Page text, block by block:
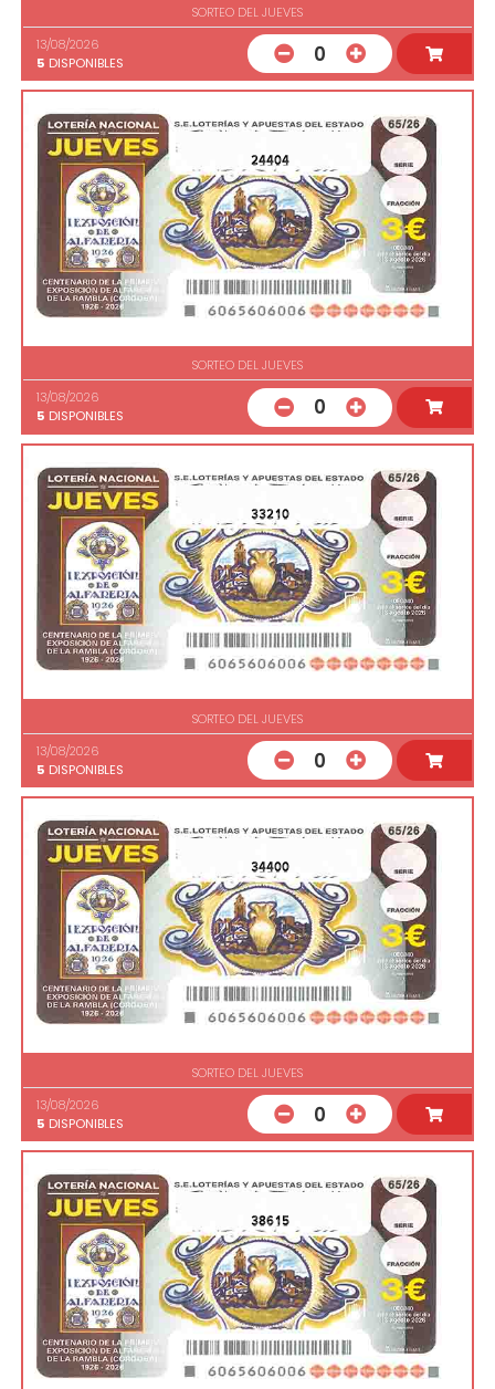
SORTEO DEL JUEVES
13/08/2026
5 DISPONIBLES 0
24404
SORTEO DEL JUEVES
13/08/2026
5 DISPONIBLES 0
33210
SORTEO DEL JUEVES
13/08/2026
5 DISPONIBLES 0
34400
SORTEO DEL JUEVES
13/08/2026
5 DISPONIBLES 0
38615